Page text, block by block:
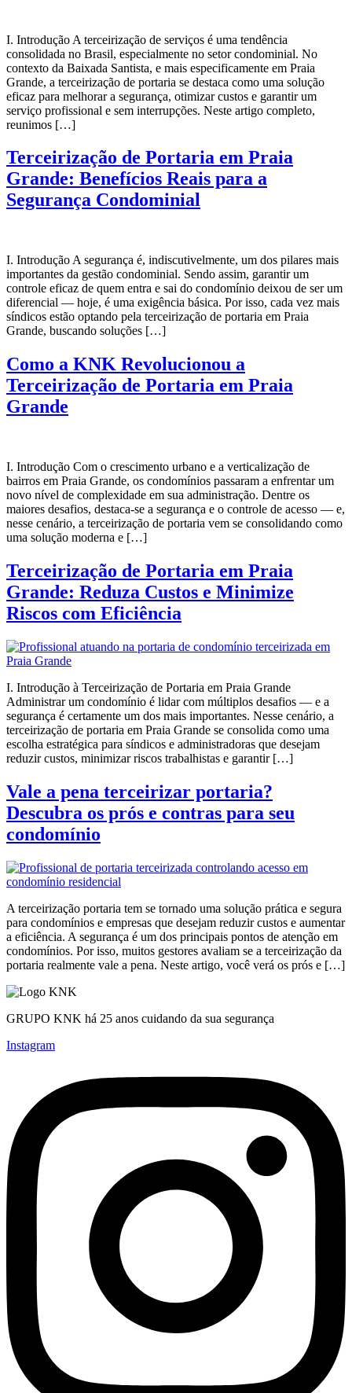
I. Introdução A terceirização de serviços é uma tendência
consolidada no Brasil, especialmente no setor condominial. No
contexto da Baixada Santista, e mais especificamente em Praia
Grande, a terceirização de portaria se destaca como uma solução
eficaz para melhorar a segurança, otimizar custos e garantir um
serviço profissional e sem interrupções. Neste artigo completo,
reunimos […]
Terceirização de Portaria em Praia
Grande: Benefícios Reais para a
Segurança Condominial
I. Introdução A segurança é, indiscutivelmente, um dos pilares mais
importantes da gestão condominial. Sendo assim, garantir um
controle eficaz de quem entra e sai do condomínio deixou de ser um
diferencial — hoje, é uma exigência básica. Por isso, cada vez mais
síndicos estão optando pela terceirização de portaria em Praia
Grande, buscando soluções […]
Como a KNK Revolucionou a
Terceirização de Portaria em Praia
Grande
I. Introdução Com o crescimento urbano e a verticalização de
bairros em Praia Grande, os condomínios passaram a enfrentar um
novo nível de complexidade em sua administração. Dentre os
maiores desafios, destaca-se a segurança e o controle de acesso — e,
nesse cenário, a terceirização de portaria vem se consolidando como
uma solução moderna e […]
Terceirização de Portaria em Praia
Grande: Reduza Custos e Minimize
Riscos com Eficiência
I. Introdução à Terceirização de Portaria em Praia Grande
Administrar um condomínio é lidar com múltiplos desafios — e a
segurança é certamente um dos mais importantes. Nesse cenário, a
terceirização de portaria em Praia Grande se consolida como uma
escolha estratégica para síndicos e administradoras que desejam
reduzir custos, minimizar riscos trabalhistas e garantir […]
Vale a pena terceirizar portaria?
Descubra os prós e contras para seu
condomínio
A terceirização portaria tem se tornado uma solução prática e segura
para condomínios e empresas que desejam reduzir custos e aumentar
a eficiência. A segurança é um dos principais pontos de atenção em
condomínios. Por isso, muitos gestores avaliam se a terceirização da
portaria realmente vale a pena. Neste artigo, você verá os prós e […]
GRUPO KNK há 25 anos cuidando da sua segurança
Instagram